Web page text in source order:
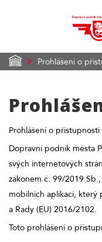
Prohlášení o
Prohlášení o přístupnosti
Dopravní podnik města
svých internetových
zákonem č. 99/2019
mobilních aplikací, který
a Rady (EU) 2016/2102.
Toto prohlášení o